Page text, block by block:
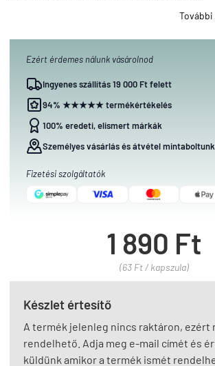
Ezért érdemes nálunk vásárolnod
Ingyenes szállítás 19 000 Ft felett
94% ★★★★★ termékértékelés
100% eredeti, elismert márkák
Személyes vásárlás és átvétel
Fizetési szolgáltatók
1 890 Ft
(63 Ft / kapszula)
Készlet értesítő
A termék jelenleg nincs raktáron, ezért
rendelhető. Adja meg e-mail címét és
küldünk amikor a termék ismét